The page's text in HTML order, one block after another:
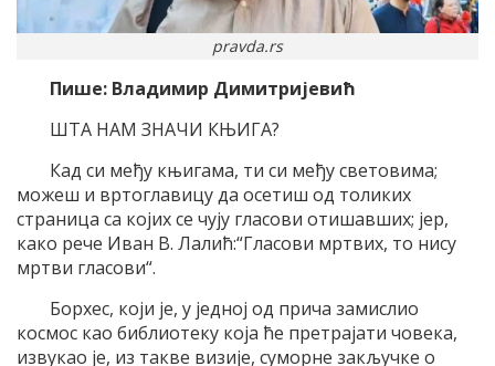
pravda.rs
Пише: Владимир Димитријевић
ШТА НАМ ЗНАЧИ КЊИГА?
Кад си међу књигама, ти си међу световима;
можеш и вртоглавицу да осетиш од толиких
страница са којих се чују гласови отишавших; јер,
како рече Иван В. Лалић:“Гласови мртвих, то нису
мртви гласови“.
Борхес, који је, у једној од прича замислио
космос као библиотеку која ће претрајати човека,
извукао је, из такве визије, суморне закључке о